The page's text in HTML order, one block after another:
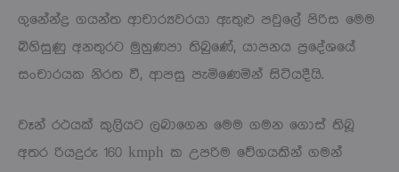
ගුනේන්ද්‍ර ගයන්ත ආචාර්‍යවරයා ඇතුළු පවුලේ පිරිස මෙම
බිහිසුණු අනතුරට මුහුණපා තිබුණේ, යාපනය ප්‍රදේශයේ
සංචාරයක නිරත වී, ආපසු පැමිණෙමින් සිටියදීයි.
වෑන් රථයක් කුලියට ලබාගෙන මෙම ගමන ගොස් තිබූ
අතර රියදුරු 160 kmph ක උපරිම වේගයකින් ගමන්